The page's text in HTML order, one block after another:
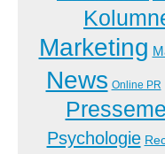
Marketing
News Online PR
Psychologie